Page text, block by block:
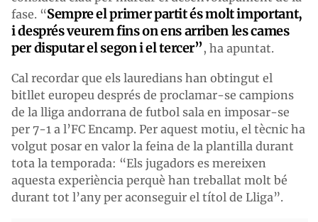
fase. “Sempre el primer partit és molt important,
i després veurem fins on ens arriben les cames
per disputar el segon i el tercer”, ha apuntat.
Cal recordar que els lauredians han obtingut el
bitllet europeu després de proclamar-se campions
de la lliga andorrana de futbol sala en imposar-se
per 7-1 a l’FC Encamp. Per aquest motiu, el tècnic ha
volgut posar en valor la feina de la plantilla durant
tota la temporada: “Els jugadors es mereixen
aquesta experiència perquè han treballat molt bé
durant tot l’any per aconseguir el títol de Lliga”.